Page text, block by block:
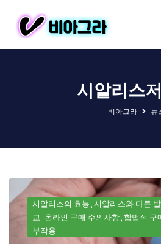
시알리스
비아그라 뉴
시알리스의 효능 시알리스와 다른
교 온라인 구매 주의사항 합법적 구
부작용